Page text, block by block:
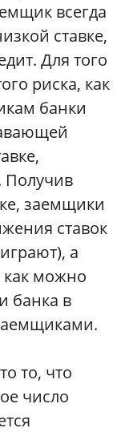
всегда
ставке,
Для того
риска, как
банки
Получив
заемщики
ставок
а
как можно
банка в
то, что
число